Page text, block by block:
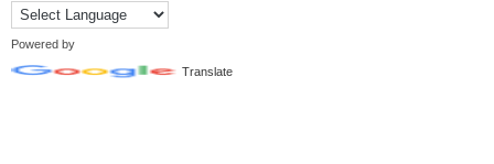
Powered by
Translate